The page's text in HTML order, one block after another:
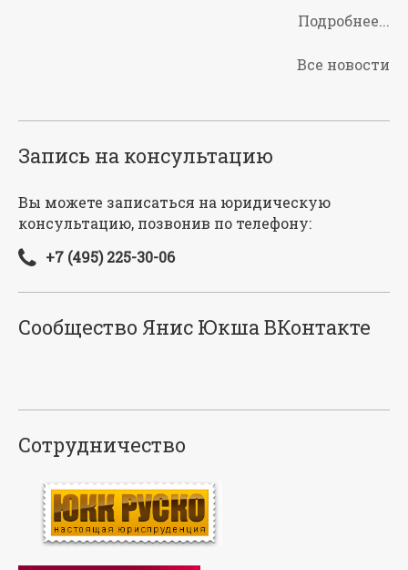
Подробнее...
Все новости
Запись на консультацию
Вы можете записаться на юридическую
консультацию, позвонив по телефону:
+7 (495) 225-30-06
Сообщество Янис Юкша ВКонтакте
Сотрудничество